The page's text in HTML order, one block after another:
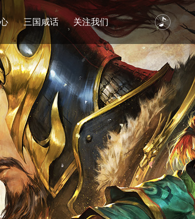
三国咸话 关注我们